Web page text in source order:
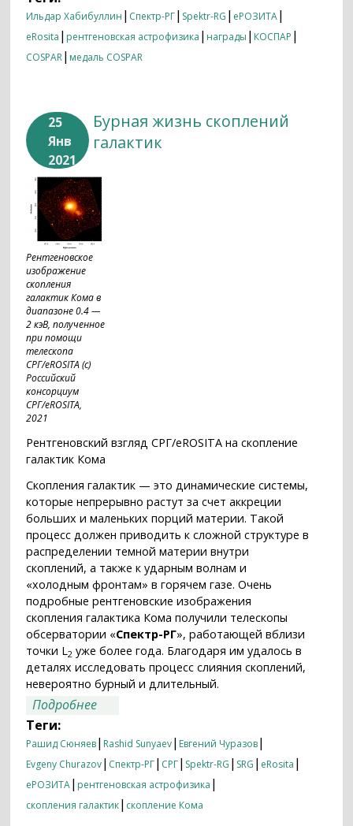
десятилетий»
Ильдар Хабибуллин | Спектр-РГ| Spektr-RG | еРОЗИТА|
eRosita | рентгеновская астрофизика | награды | КОСПАР |
COSPAR| медаль COSPAR
25
Янв
2021
Бурная жизнь скоплений
галактик
Рентгеновское
изображение
скопления
галактик Кома в
диапазоне 0.4 —
2 кэВ, полученное
при помощи
телескопа
СРГ/eROSITA (с)
Российский
консорциум
СРГ/eROSITA,
2021
Рентгеновский взгляд СРГ/eROSITA на скопление
галактик Кома
Скопления галактик — это динамические системы,
которые непрерывно растут за счет аккреции
больших и маленьких порций материи. Такой
процесс должен приводить к сложной структуре в
распределении темной материи внутри
скоплений, а также к ударным волнам и
«холодным фронтам» в горячем газе. Очень
подробные рентгеновские изображения
скопления галактика Кома получили телескопы
обсерватории «Спектр-РГ», работающей вблизи
точки L2 уже более года. Благодаря им удалось в
деталях исследовать процесс слияния скоплений,
невероятно бурный и длительный.
Подробнее
Теги:
Рашид Сюняев| Rashid Sunyaev| Евгений Чуразов|
Evgeny Churazov| Спектр-РГ| СРГ| Spektr-RG | SRG | eRosita |
еРОЗИТА| рентгеновская астрофизика |
скопления галактик| скопление Кома